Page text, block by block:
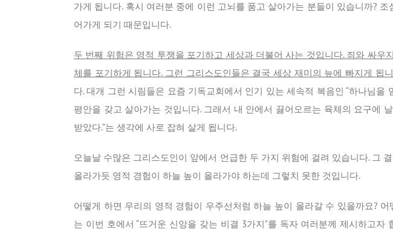
가게 됩니다. 혹시 여러분 중에 이런 고뇌를 품고 살아가는 분들이 있습니까?
어가게 되기 때문입니다.
두 번째 위험은 영적 투쟁을 포기하고 세상과 더불어 사는 것입니다. 죄와 싸
체를 포기하게 됩니다. 그런 그리스도인들은 결국 세상 재미의 늪에 빠지게 됩
다. 대개 그런 시림들은 요즘 기독교회에서 인기 있는 세속적 복음인 “하나님
평안을 갖고 살아가는 것입니다. 그래서 내 안에서 끓어오르는 육체의 요구에
받았다.”는 생각에 사로 잡혀 살게 됩니다.
오늘날 수많은 그리스도인이 앞에서 언급한 두 가지 위험에 걸려 있습니다. 그
올라가듯 영적 경험이 하늘 높이 올라가야 하는데 그렇치 못한 것입니다.
어떻게 하면 우리의 영적 경험이 우주선처럼 하늘 높이 올라갈 수 있을까요?
는 이번 호에서 “뜨거운 신앙을 갖는 비결 3가지”를 독자 여러분께 제시하고